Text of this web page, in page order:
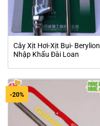
Cây Xịt Hơi-Xịt Bụi- Berylion
Nhập Khẩu Đài Loan
-20%